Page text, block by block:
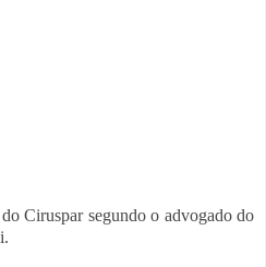
Ciruspar segundo o advogado do